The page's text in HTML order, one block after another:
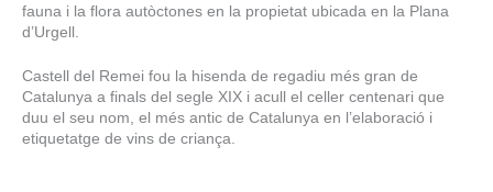
fauna i la flora autòctones en la propietat ubicada en la Plana
d’Urgell.
Castell del Remei fou la hisenda de regadiu més gran de
Catalunya a finals del segle XIX i acull el celler centenari que
duu el seu nom, el més antic de Catalunya en l’elaboració i
etiquetatge de vins de criança.